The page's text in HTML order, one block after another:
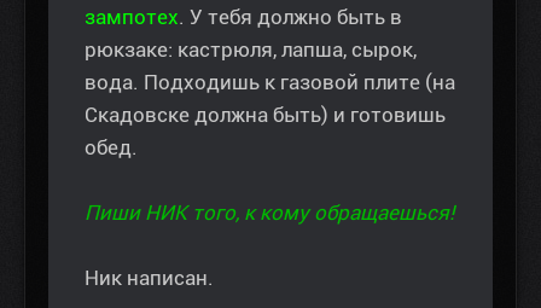
зампотех. У тебя должно быть в
рюкзаке: кастрюля, лапша, сырок,
вода. Подходишь к газовой плите (на
Скадовске должна быть) и готовишь
обед.
Пиши НИК того, к кому обращаешься!
Ник написан.